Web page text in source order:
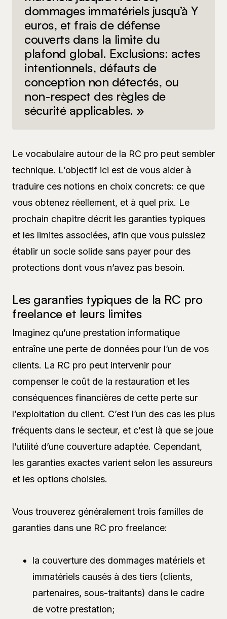
dommages immatériels jusqu’à Y
euros, et frais de défense
couverts dans la limite du
plafond global. Exclusions: actes
intentionnels, défauts de
conception non détectés, ou
non-respect des règles de
sécurité applicables. »
Le vocabulaire autour de la RC pro peut sembler
technique. L’objectif ici est de vous aider à
traduire ces notions en choix concrets: ce que
vous obtenez réellement, et à quel prix. Le
prochain chapitre décrit les garanties typiques
et les limites associées, afin que vous puissiez
établir un socle solide sans payer pour des
protections dont vous n’avez pas besoin.
Les garanties typiques de la RC pro
freelance et leurs limites
Imaginez qu’une prestation informatique
entraîne une perte de données pour l’un de vos
clients. La RC pro peut intervenir pour
compenser le coût de la restauration et les
conséquences financières de cette perte sur
l’exploitation du client. C’est l’un des cas les plus
fréquents dans le secteur, et c’est là que se joue
l’utilité d’une couverture adaptée. Cependant,
les garanties exactes varient selon les assureurs
et les options choisies.
Vous trouverez généralement trois familles de
garanties dans une RC pro freelance:
la couverture des dommages matériels et
immatériels causés à des tiers (clients,
partenaires, sous-traitants) dans le cadre
de votre prestation;